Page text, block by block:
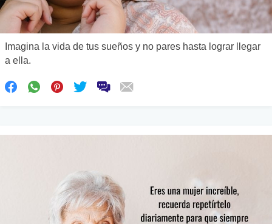
Imagina la vida de tus sueños y no pares hasta lograr llegar
a ella.